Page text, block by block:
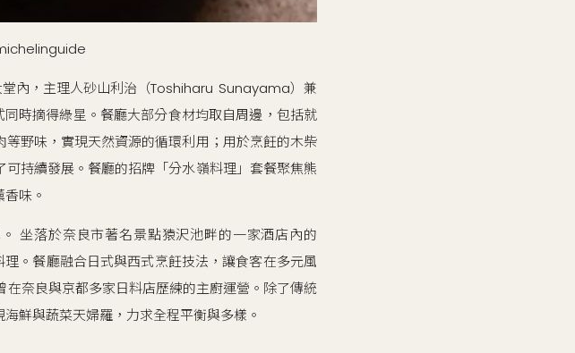
堂內，主理人砂山利治（Toshiharu Sunayama）兼
時摘得綠星。餐廳大部分食材均取自周邊，包括就
野味，實現天然資源的循環利用；用於烹飪的木柴
持續發展。餐廳的招牌「分水嶺料理」套餐聚焦熊
味。
坐落於奈良市著名景點猿沢池畔的一家酒店內的
。餐廳融合日式與西式烹飪技法，讓食客在多元風
奈良與京都多家日料店歷練的主廚運營。除了傳統
鮮與蔬菜天婦羅，力求全程平衡與多樣。